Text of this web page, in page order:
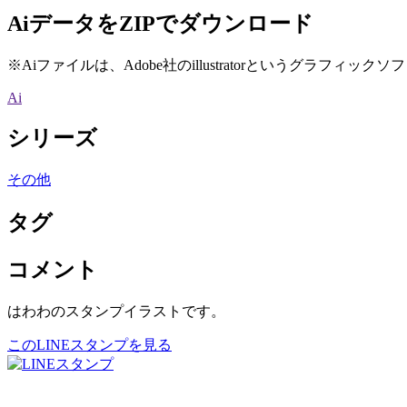
AiデータをZIPでダウンロード
※Aiファイルは、Adobe社のillustratorというグラフィックソフ
Ai
シリーズ
その他
タグ
コメント
はわわのスタンプイラストです。
このLINEスタンプを見る